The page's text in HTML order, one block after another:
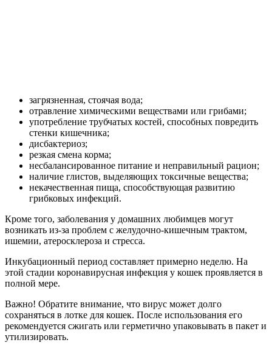
загрязненная, стоячая вода;
отравление химическими веществами или грибами;
употребление трубчатых костей, способных повредить
стенки кишечника;
дисбактериоз;
резкая смена корма;
несбалансированное питание и неправильный рацион;
наличие глистов, выделяющих токсичные вещества;
некачественная пища, способствующая развитию
грибковых инфекций.
Кроме того, заболевания у домашних любимцев могут
возникать из-за проблем с желудочно-кишечным трактом,
ишемии, атеросклероза и стресса.
Инкубационный период составляет примерно неделю. На
этой стадии коронавирусная инфекция у кошек проявляется в
полной мере.
Важно! Обратите внимание, что вирус может долго
сохраняться в лотке для кошек. После использования его
рекомендуется сжигать или герметично упаковывать в пакет и
утилизировать.